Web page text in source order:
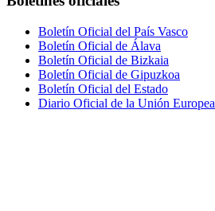
Boletín Oficial del País Vasco
Boletín Oficial de Álava
Boletín Oficial de Bizkaia
Boletín Oficial de Gipuzkoa
Boletín Oficial del Estado
Diario Oficial de la Unión Europea